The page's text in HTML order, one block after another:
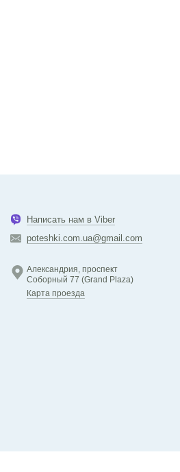
Написать нам в Viber
poteshki.com.ua@gmail.com
Александрия, проспект
Соборный 77 (Grand Plaza)
Карта проезда